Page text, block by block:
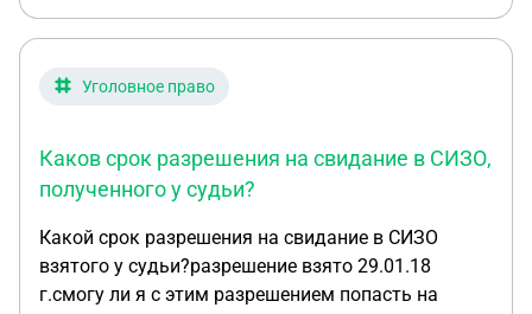
делу два эпизода 15и16гг. По экспертизам во мне
склонностей педафила не нашли У падчерици
тоже все нормально Не кто из свидетелей точное
время случившегося сказать не могут только
15году что в 16году. То есть получается что дело
построено только с их слов и якобы показаний
областного суда. Прошу Вас помогите !!!У меня
помимо падчерици ещё четверо малолетних
детей! Прав на которых меня не лишили! Зарание
Уголовное право
Каков срок разрешения на свидание в СИЗО,
полученного у судьи?
Какой срок разрешения на свидание в СИЗО
взятого у судьи?разрешение взято 29.01.18
г.смогу ли я с этим разрешением попасть на